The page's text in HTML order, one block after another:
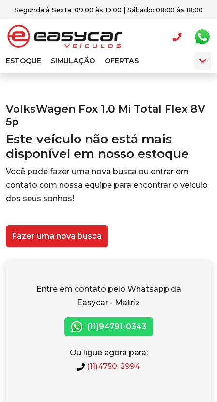
Segunda à Sexta: 09:00 às 19:00 | Sábado: 08:00 às 18:00
ESTOQUE SIMULAÇÃO OFERTAS
VolksWagen Fox 1.0 Mi Total Flex 8V
5p
Este veículo não está mais
disponível em nosso estoque
Você pode fazer uma nova busca ou entrar em
contato com nossa equipe para encontrar o veículo
dos seus sonhos!
Fazer uma nova busca
Entre em contato pelo Whatsapp da
Easycar - Matriz
(11)94791-0343
Ou ligue agora para:
(11)4750-2994